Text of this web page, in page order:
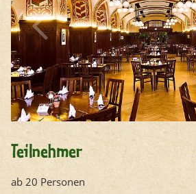
Teilnehmer
ab 20 Personen